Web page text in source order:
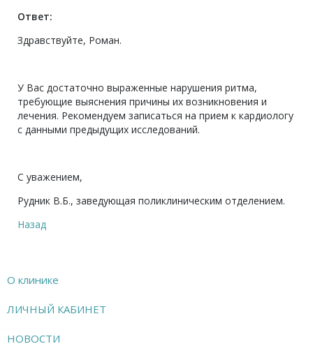
Ответ:
Здравствуйте, Роман.
У Вас достаточно выраженные нарушения ритма,
требующие выяснения причины их возникновения и
лечения. Рекомендуем записаться на прием к кардиологу
с данными предыдущих исследований.
С уважением,
Рудник В.Б., заведующая поликлиническим отделением.
Назад
О клинике
ЛИЧНЫЙ КАБИНЕТ
НОВОСТИ